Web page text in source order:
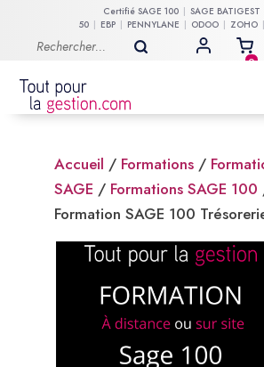
Certifié SAGE 100 SAGE BATIGEST
50
EBP PENNYLANE ODOO ZOHO
MON COMPTE
0
Accueil / Formations/
SAGE / Formations SAGE 100
Formation SAGE 100